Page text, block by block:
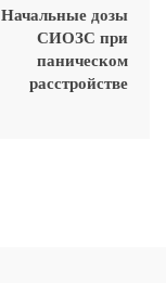
Начальные дозы
СИОЗС при
паническом
расстройстве